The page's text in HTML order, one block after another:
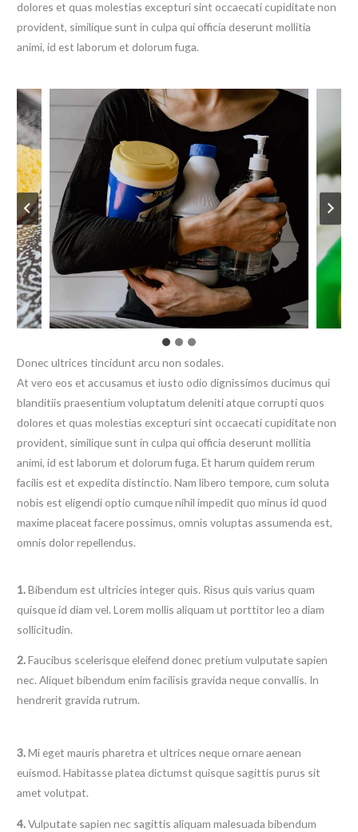
dolores et quas molestias excepturi sint occaecati cupiditate non
provident, similique sunt in culpa qui officia deserunt mollitia
animi, id est laborum et dolorum fuga.
Donec ultrices tincidunt arcu non sodales.
At vero eos et accusamus et iusto odio dignissimos ducimus qui
blanditiis praesentium voluptatum deleniti atque corrupti quos
dolores et quas molestias excepturi sint occaecati cupiditate non
provident, similique sunt in culpa qui officia deserunt mollitia
animi, id est laborum et dolorum fuga. Et harum quidem rerum
facilis est et expedita distinctio. Nam libero tempore, cum soluta
nobis est eligendi optio cumque nihil impedit quo minus id quod
maxime placeat facere possimus, omnis voluptas assumenda est,
omnis dolor repellendus.
1.Bibendum est ultricies integer quis. Risus quis varius quam
quisque id diam vel. Lorem mollis aliquam ut porttitor leo a diam
sollicitudin.
2.Faucibus scelerisque eleifend donec pretium vulputate sapien
nec. Aliquet bibendum enim facilisis gravida neque convallis. In
hendrerit gravida rutrum.
3.Mi eget mauris pharetra et ultrices neque ornare aenean
euismod. Habitasse platea dictumst quisque sagittis purus sit
amet volutpat.
4.Vulputate sapien nec sagittis aliquam malesuada bibendum